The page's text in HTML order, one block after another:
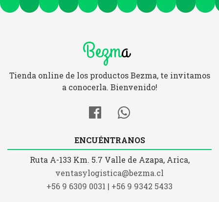
Bezma
Tienda online de los productos Bezma, te invitamos
a conocerla. Bienvenido!
ENCUÉNTRANOS
Ruta A-133 Km. 5.7 Valle de Azapa, Arica,
ventasylogistica@bezma.cl
+56 9 6309 0031 | +56 9 9342 5433